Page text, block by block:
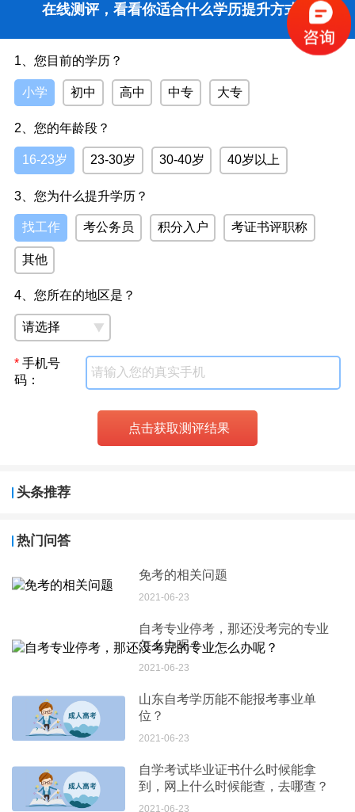
一凭证。
4. 网上报名必须一次完成，不能补报，更不能重复报名;新考生
必须信息确认后方可报名并参加考试。
四、自考准考证打印
新、老考生凭本人准考证号、登陆密码在考前两周内登录山东省
招考院网站自行打印“高等教育自学考试准考证”。
在线测评，看看你适合什么学历提升方式？
1、您目前的学历？
小学 初中 高中 中专 大专
2、您的年龄段？
16-23岁 23-30岁 30-40岁 40岁以上
3、您为什么提升学历？
找工作 考公务员 积分入户 考证书评职称
其他
4、您所在的地区是？
*手机号
码：
头条推荐
热门问答
免考的相关问题
2021-06-23
自考专业停考，那还没考完的专业
怎么办呢？
2021-06-23
山东自考学历能不能报考事业单
位？
2021-06-23
自学考试毕业证书什么时候能拿
到，网上什么时候能查，去哪查？
2021-06-23